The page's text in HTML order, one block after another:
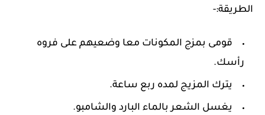
الطريقة:-
قومى بمزج المكونات معا وضعيهم على فروه
رأسك.
يترك المزيج لمده ربع ساعة.
يغسل الشعر بالماء البارد والشامبو.